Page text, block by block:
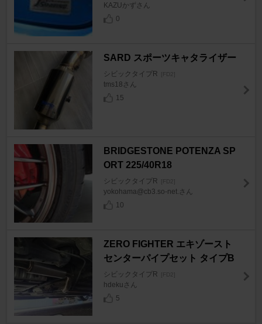
KAZUかずさん
0
SARD スポーツキャタライザー
シビックタイプR [FD2]
tms18さん
15
BRIDGESTONE POTENZA SP
ORT 225/40R18
シビックタイプR [FD2]
yokohama@cb3.so-net.さん
10
ZERO FIGHTER エキゾースト
センターパイプセット タイプB
シビックタイプR [FD2]
hdekuさん
5